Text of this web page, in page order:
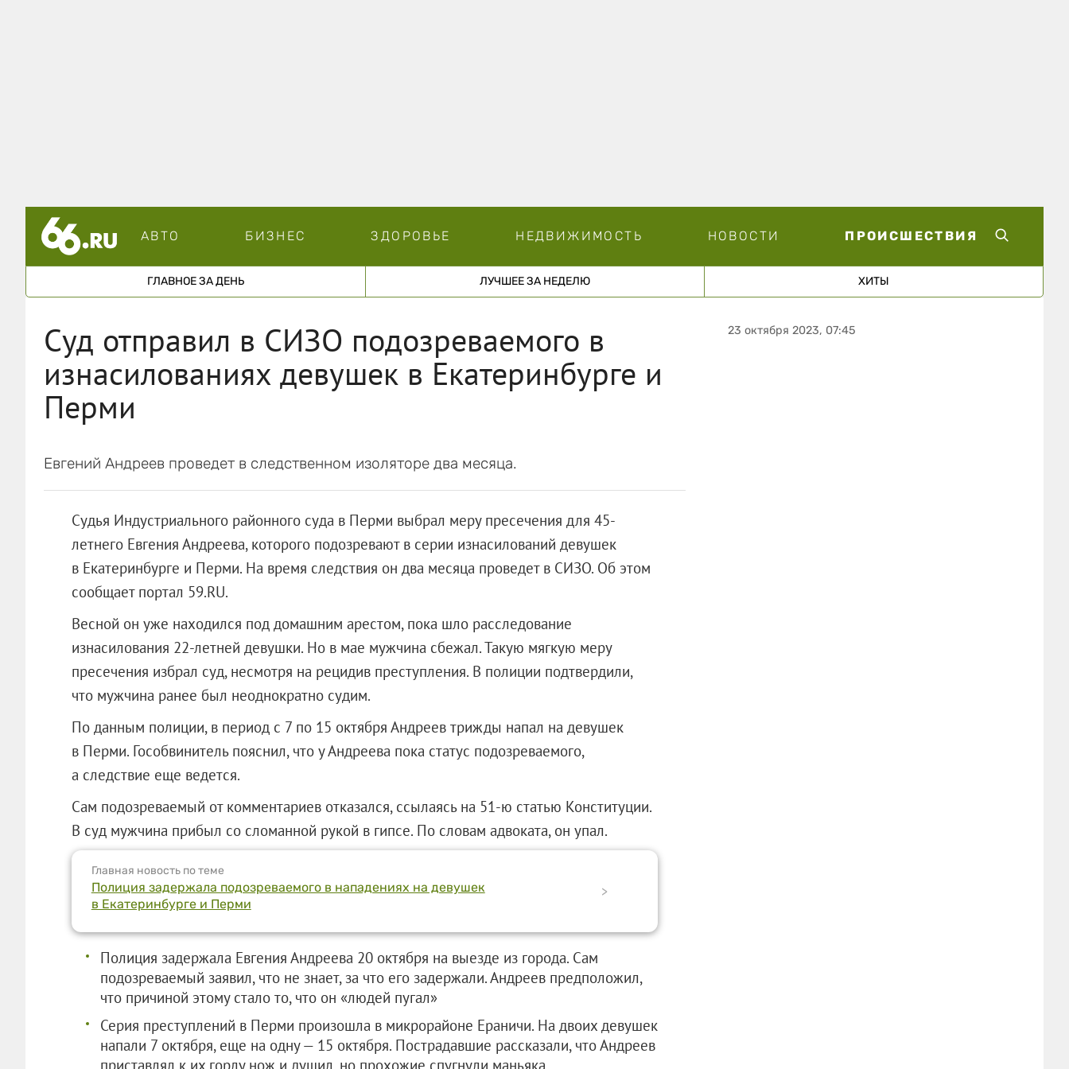
АВТО БИЗНЕС ЗДОРОВЬЕ НЕДВИЖИМОСТЬ НОВОСТИ ПРОИСШЕСТВИЯ
ГЛАВНОЕ ЗА ДЕНЬ ЛУЧШЕЕ ЗА НЕДЕЛЮ ХИТЫ
Суд отправил в СИЗО подозреваемого в
изнасилованиях девушек в Екатеринбурге и
Перми
Евгений Андреев проведет в следственном изоляторе два месяца.
Судья Индустриального районного суда в Перми выбрал меру пресечения для 45-
летнего Евгения Андреева, которого подозревают в серии изнасилований девушек
в Екатеринбурге и Перми. На время следствия он два месяца проведет в СИЗО. Об этом
сообщает портал 59.RU.
Весной он уже находился под домашним арестом, пока шло расследование
изнасилования 22-летней девушки. Но в мае мужчина сбежал. Такую мягкую меру
пресечения избрал суд, несмотря на рецидив преступления. В полиции подтвердили,
что мужчина ранее был неоднократно судим.
По данным полиции, в период с 7 по 15 октября Андреев трижды напал на девушек
в Перми. Гособвинитель пояснил, что у Андреева пока статус подозреваемого,
а следствие еще ведется.
Сам подозреваемый от комментариев отказался, ссылаясь на 51-ю статью Конституции.
В суд мужчина прибыл со сломанной рукой в гипсе. По словам адвоката, он упал.
Главная новость по теме
Полиция задержала подозреваемого в нападениях на девушек
в Екатеринбурге и Перми
>
Полиция задержала Евгения Андреева 20 октября на выезде из города. Сам
подозреваемый заявил, что не знает, за что его задержали. Андреев предположил,
что причиной этому стало то, что он «людей пугал»
Серия преступлений в Перми произошла в микрорайоне Ераничи. На двоих девушек
напали 7 октября, еще на одну — 15 октября. Пострадавшие рассказали, что Андреев
приставлял к их горлу нож и душил, но прохожие спугнули маньяка.
23 октября 2023, 07:45